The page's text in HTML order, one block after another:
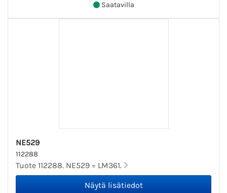
Saatavilla
NE529
112288
Tuote 112288. NE529 = LM361.